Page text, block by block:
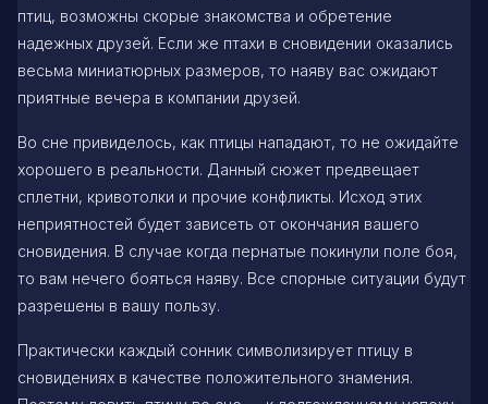
птиц, возможны скорые знакомства и обретение
надежных друзей. Если же птахи в сновидении оказались
весьма миниатюрных размеров, то наяву вас ожидают
приятные вечера в компании друзей.
Во сне привиделось, как птицы нападают, то не ожидайте
хорошего в реальности. Данный сюжет предвещает
сплетни, кривотолки и прочие конфликты. Исход этих
неприятностей будет зависеть от окончания вашего
сновидения. В случае когда пернатые покинули поле боя,
то вам нечего бояться наяву. Все спорные ситуации будут
разрешены в вашу пользу.
Практически каждый сонник символизирует птицу в
сновидениях в качестве положительного знамения.